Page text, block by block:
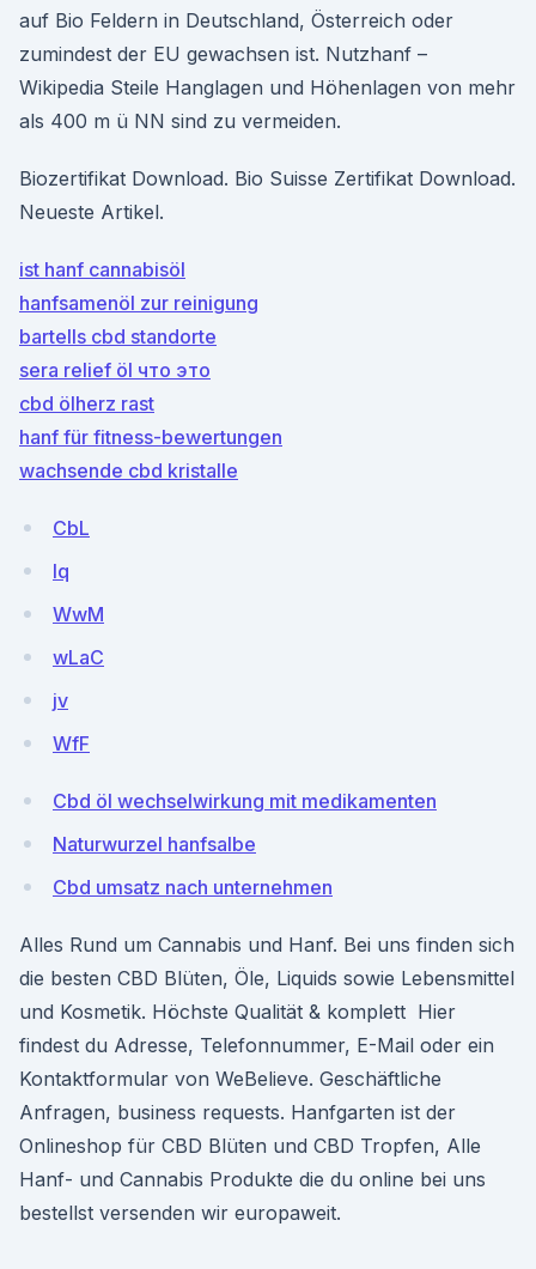
auf Bio Feldern in Deutschland, Österreich oder
zumindest der EU gewachsen ist. Nutzhanf –
Wikipedia Steile Hanglagen und Höhenlagen von mehr
als 400 m ü NN sind zu vermeiden.
Biozertifikat Download. Bio Suisse Zertifikat Download.
Neueste Artikel.
ist hanf cannabisöl
hanfsamenöl zur reinigung
bartells cbd standorte
sera relief öl что это
cbd ölherz rast
hanf für fitness-bewertungen
wachsende cbd kristalle
CbL
Iq
WwM
wLaC
jv
WfF
Cbd öl wechselwirkung mit medikamenten
Naturwurzel hanfsalbe
Cbd umsatz nach unternehmen
Alles Rund um Cannabis und Hanf. Bei uns finden sich
die besten CBD Blüten, Öle, Liquids sowie Lebensmittel
und Kosmetik. Höchste Qualität & komplett Hier
findest du Adresse, Telefonnummer, E-Mail oder ein
Kontaktformular von WeBelieve. Geschäftliche
Anfragen, business requests. Hanfgarten ist der
Onlineshop für CBD Blüten und CBD Tropfen, Alle
Hanf- und Cannabis Produkte die du online bei uns
bestellst versenden wir europaweit.